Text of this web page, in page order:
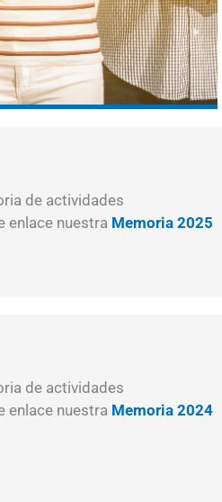
de actividades
enlace nuestra Memoria 2025
de actividades
enlace nuestra Memoria 2024